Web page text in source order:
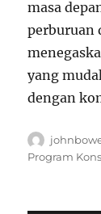
masa
perburuan
yang
dengan
Author
Program